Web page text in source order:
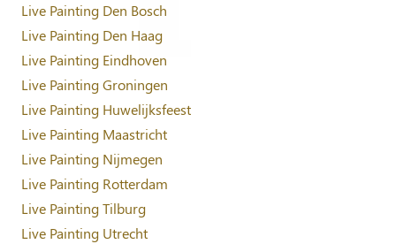
Live Painting Den Bosch
Live Painting Den Haag
Live Painting Eindhoven
Live Painting Groningen
Live Painting Huwelijksfeest
Live Painting Maastricht
Live Painting Nijmegen
Live Painting Rotterdam
Live Painting Tilburg
Live Painting Utrecht